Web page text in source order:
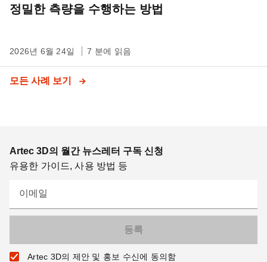
정밀한 측량을 수행하는 방법
2026년 6월 24일 7 분에 읽음
모든 사례 보기
Artec 3D의 월간 뉴스레터 구독 신청
유용한 가이드, 사용 방법 등
이메일
Artec 3D의 제안 및 홍보 수신에 동의함